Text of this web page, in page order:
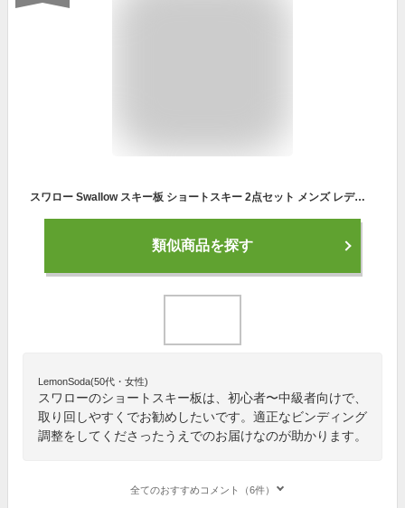
スワロー Swallow スキー板 ショートスキー 2点セット メンズ レディース PROMINENCE 123 +XPS 10 スキー板+ビンディング
類似商品を探す
LemonSoda(50代・女性)
スワローのショートスキー板は、初心者〜中級者向けで、
取り回しやすくでお勧めしたいです。適正なビンディング
調整をしてくださったうえでのお届けなのが助かります。
全てのおすすめコメント（6件）